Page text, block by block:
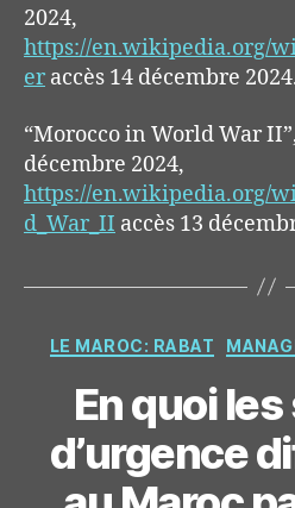
2024,
https://en.wikipedia.org/
er accès 14 décembre
“Morocco in WorldWarII
décembre 2024,
https://en.wikipedia.org/
d_War_II accès 13
LE MAROC: RABAT
En quoi
d’urgence